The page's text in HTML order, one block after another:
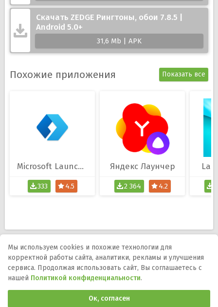
Скачать ZEDGE Рингтоны, обои 7.8.5 |
Android 5.0+
31,6 Mb | APK
Похожие приложения Показать все
Microsoft Launcher
333 4.5
Яндекс Лаунчер
2 364 4.2
Мы в соцсетях:
DMCA Правообладателям
Политика
конфиденциальности
Обратная связь
Программы и игры для телефона, планшета и ТВ на Андроид.
Мы используем cookies и похожие технологии для
корректной работы сайта, аналитики, рекламы и улучшения
сервиса. Продолжая использовать сайт, Вы соглашаетесь с
нашей Политикой конфиденциальности.
Ок, согласен